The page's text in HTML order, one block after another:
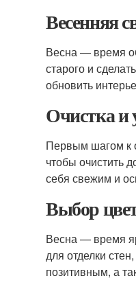
Весенняя
Весна — время
старого и
обновить
Очистка и
Первым шагом к
чтобы очистить
себя свежим и
Выбор
Весна — время
для отделки
позитивным, а